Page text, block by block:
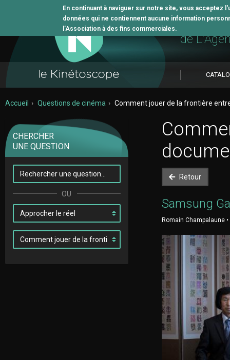
En continuant à naviguer sur notre site, vous
données qui ne contiennent aucune information
l’Association à des fins commerciales. L'outil
de
Accueil Questions de cinéma Comment jouer de la frontière
CHERCHER
UNE QUESTION
Retour
Samsung
Romain Champalaune